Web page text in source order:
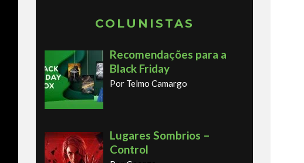
COLUNISTAS
Recomendações para a
Black Friday
Por Telmo Camargo
Lugares Sombrios –
Control